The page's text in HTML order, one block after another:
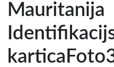
Mauritanija